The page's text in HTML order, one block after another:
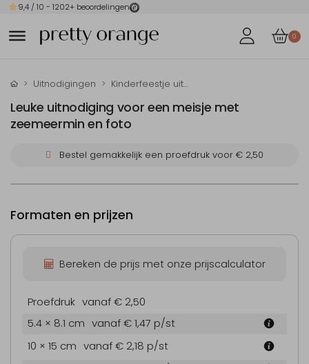
9,4 / 10 - 1202+ beoordelingen
0
Uitnodigingen Kinderfeestje uitnodigingen
Leuke uitnodiging voor een meisje met
zeemeermin en foto
Bestel gemakkelijk een proefdruk voor € 2,50
Formaten en prijzen
Bereken de prijs met onze prijscalculator
Proefdruk vanaf € 2,50
5.4 × 8.1 cm vanaf € 1,47 p/st
10 × 15 cm vanaf € 2,18 p/st